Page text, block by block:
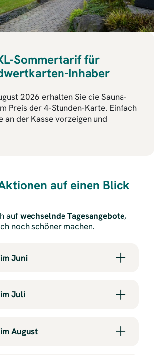
Sommertarif für
Inhaber
2026 erhalten Sie die Sauna-
Preis der 4-Stunden-Karte. Einfach
der Kasse vorzeigen und
auf einen Blick
aufwechselnde Tagesangebote,
noch schöner machen.
Juni
Juli
August